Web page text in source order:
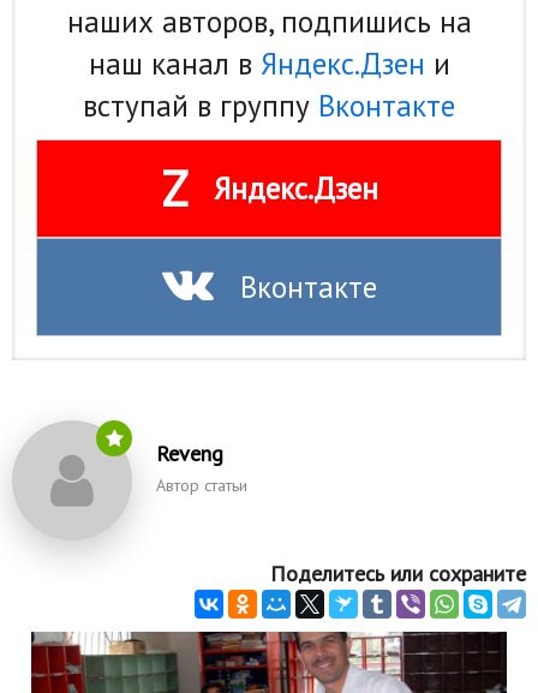
наших авторов, подпишись на
наш канал в Яндекс.Дзен и
вступай в группу Вконтакте
Z Яндекс.Дзен
Вконтакте
Reveng
Автор статьи
Поделитесь или сохраните